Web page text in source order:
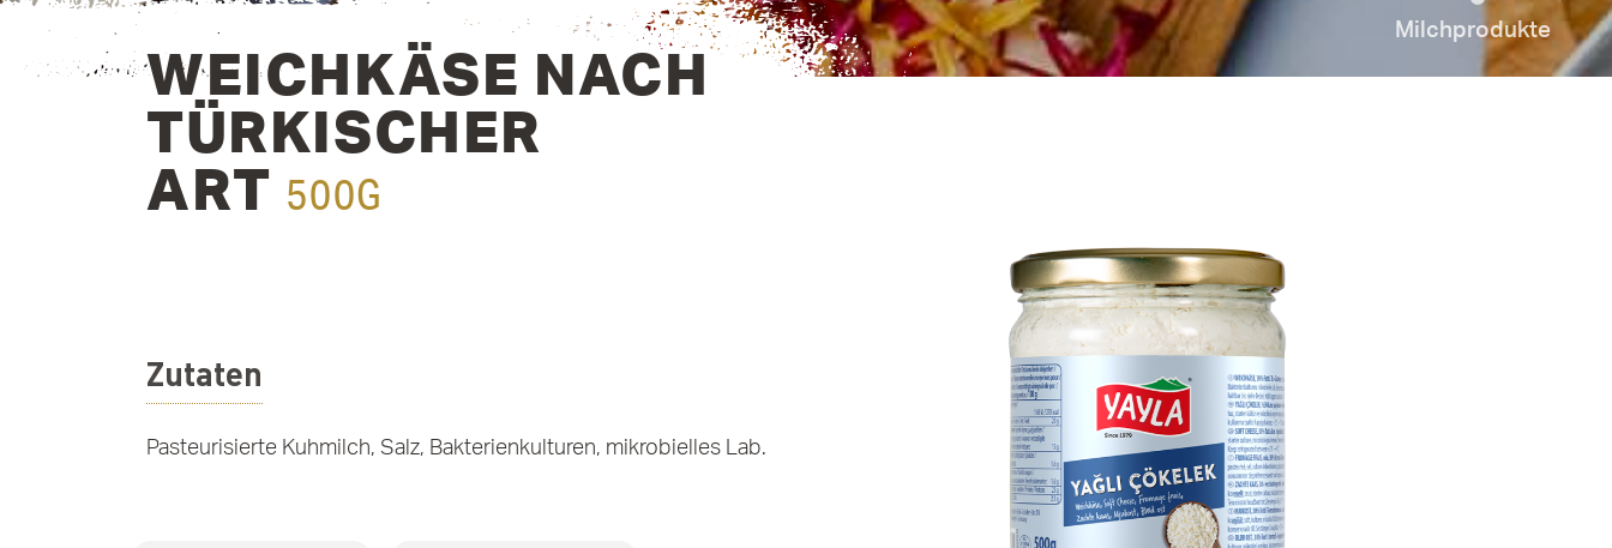
Milchprodukte
WEICHKÄSE NACH
TÜRKISCHER
ART 500G
Zutaten
Pasteurisierte Kuhmilch, Salz, Bakterienkulturen, mikrobielles Lab.